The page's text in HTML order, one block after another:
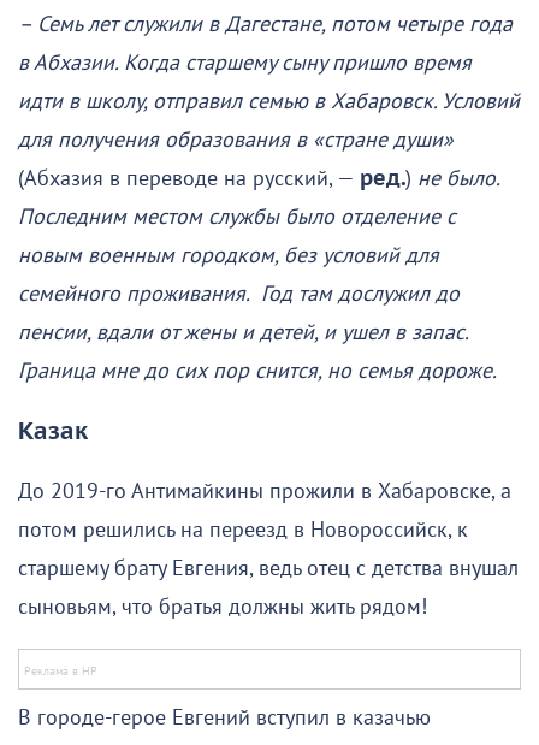
– Семь лет служили в Дагестане, потом четыре года
в Абхазии. Когда старшему сыну пришло время
идти в школу, отправил семью в Хабаровск. Условий
для получения образования в «стране души»
(Абхазия в переводе на русский, — ред.) не было.
Последним местом службы было отделение с
новым военным городком, без условий для
семейного проживания. Год там дослужил до
пенсии, вдали от жены и детей, и ушел в запас.
Граница мне до сих пор снится, но семья дороже.
Казак
До 2019-го Антимайкины прожили в Хабаровске, а
потом решились на переезд в Новороссийск, к
старшему брату Евгения, ведь отец с детства внушал
сыновьям, что братья должны жить рядом!
В городе-герое Евгений вступил в казачью